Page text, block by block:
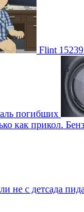
Flint
погибших
как прикол.
с детсада